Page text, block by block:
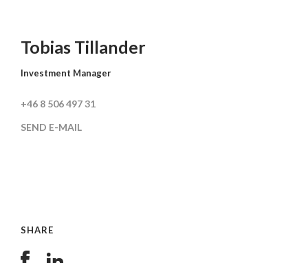
Tobias Tillander
Investment Manager
+46 8 506 497 31
SEND E-MAIL
SHARE